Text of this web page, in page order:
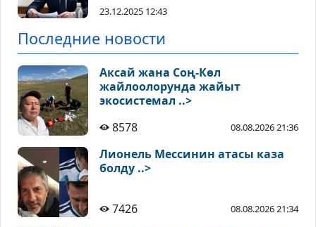
23.12.2025 12:43
Последние новости
Аксай жана Соң-Көл
жайлоолорунда жайыт
экосистемал ..>
8578
08.08.2026 21:36
Лионель Мессинин атасы каза
болду ..>
7426 08.08.2026 21:34